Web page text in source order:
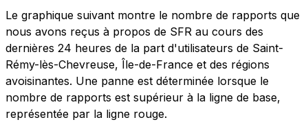
Le graphique suivant montre le nombre de rapports que
nous avons reçus à propos de SFR au cours des
dernières 24 heures de la part d'utilisateurs de Saint-
Rémy-lès-Chevreuse, Île-de-France et des régions
avoisinantes. Une panne est déterminée lorsque le
nombre de rapports est supérieur à la ligne de base,
représentée par la ligne rouge.